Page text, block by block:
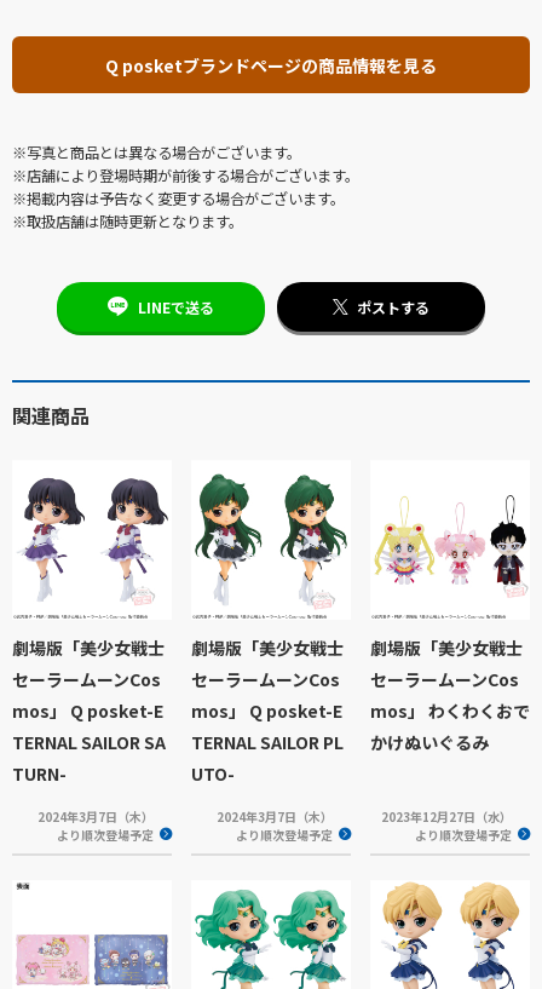
Q posketブランドページの商品情報を見る
※写真と商品とは異なる場合がございます。
※店舗により登場時期が前後する場合がございます。
※掲載内容は予告なく変更する場合がございます。
※取扱店舗は随時更新となります。
LINEで送る ポストする
関連商品
劇場版「美少女戦士
セーラームーンCos
mos」 Q posket-E
TERNAL SAILOR SA
TURN-
2024年3月7日（木）
より順次登場予定
劇場版「美少女戦士
セーラームーンCos
mos」 Q posket-E
TERNAL SAILOR PL
UTO-
2024年3月7日（木）
より順次登場予定
劇場版「美少女戦士
セーラームーンCos
mos」 わくわくおで
かけぬいぐるみ
2023年12月27日（水）
より順次登場予定